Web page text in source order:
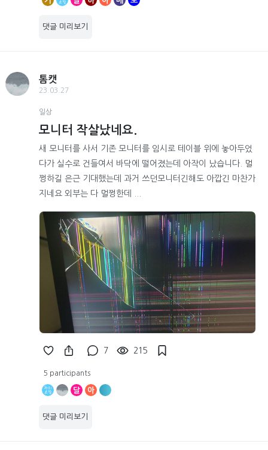
댓글 미리보기
톰캣
23.03.27
일상
모니터 작살났네요.
새 모니터를 사서 기존 모니터를 임시로 테이블 위에 놓아두었
다가 실수로 건들여서 바닥에 떨어졌는데 아작이 났습니다. 멀
쩡하길 은근 기대했는데 과거 쓰던모니터긴해도 아깝긴 마찬가
지네요 외부는 다 멀쩡한데 ...
7 215
5 participants
달 아
댓글 미리보기